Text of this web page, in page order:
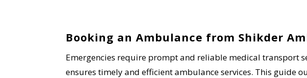
Booking an Ambulance from Shikder
Emergencies require prompt and reliable medical transport
ensures timely and efficient ambulance services. This guide